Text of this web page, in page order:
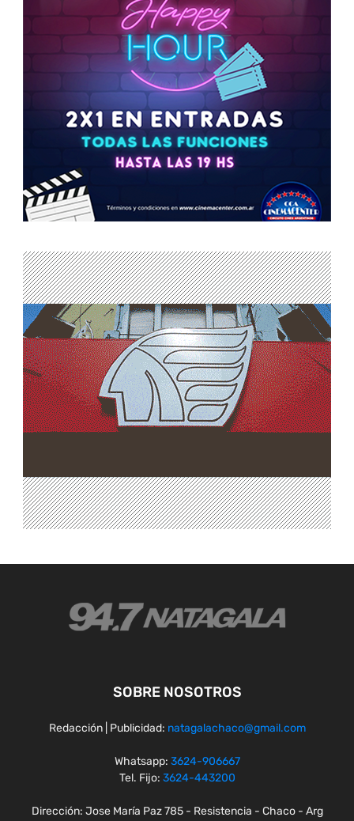
SOBRE NOSOTROS
Redacción | Publicidad: natagalachaco@gmail.com
Whatsapp: 3624-906667
Tel. Fijo: 3624-443200
Dirección: Jose María Paz 785 - Resistencia - Chaco - Arg